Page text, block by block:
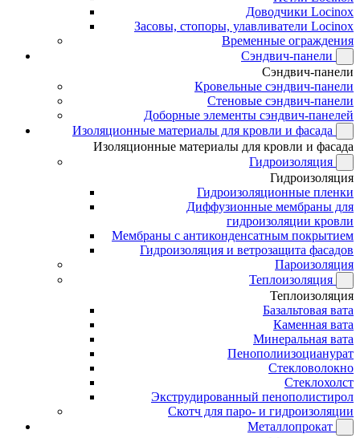
Доводчики Locinox
Засовы, стопоры, улавливатели Locinox
Временные ограждения
Сэндвич-панели
Сэндвич-панели
Кровельные сэндвич-панели
Стеновые сэндвич-панели
Доборные элементы сэндвич-панелей
Изоляционные материалы для кровли и фасада
Изоляционные материалы для кровли и фасада
Гидроизоляция
Гидроизоляция
Гидроизоляционные пленки
Диффузионные мембраны для
гидроизоляции кровли
Мембраны с антиконденсатным покрытием
Гидроизоляция и ветрозащита фасадов
Пароизоляция
Теплоизоляция
Теплоизоляция
Базальтовая вата
Каменная вата
Минеральная вата
Пенополиизоцианурат
Стекловолокно
Стеклохолст
Экструдированный пенополистирол
Скотч для паро- и гидроизоляции
Металлопрокат